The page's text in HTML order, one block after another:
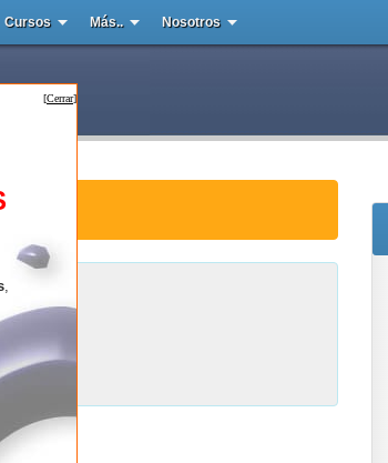
Cursos Más.. Nosotros
Library
.
[Cerrar]
,